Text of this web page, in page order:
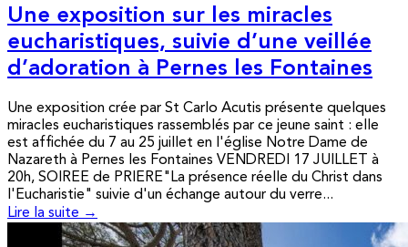
Une exposition sur les miracles
eucharistiques, suivie d’une veillée
d’adoration à Pernes les Fontaines
Une exposition crée par St Carlo Acutis présente quelques
miracles eucharistiques rassemblés par ce jeune saint : elle
est affichée du 7 au 25 juillet en l'église Notre Dame de
Nazareth à Pernes les Fontaines VENDREDI 17 JUILLET à
20h, SOIREE de PRIERE"La présence réelle du Christ dans
l'Eucharistie" suivie d'un échange autour du verre...
Lire la suite →